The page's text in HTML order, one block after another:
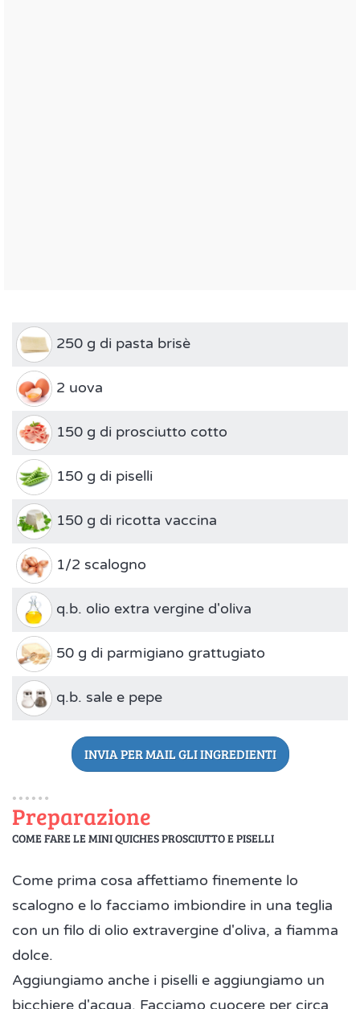
250 g di pasta brisè
2 uova
150 g di prosciutto cotto
150 g di piselli
150 g di ricotta vaccina
1/2 scalogno
q.b. olio extra vergine d'oliva
50 g di parmigiano grattugiato
q.b. sale e pepe
INVIA PER MAIL GLI INGREDIENTI
Preparazione
COME FARE LE MINI QUICHES PROSCIUTTO E PISELLI
Come prima cosa affettiamo finemente lo
scalogno e lo facciamo imbiondire in una teglia
con un filo di olio extravergine d'oliva, a fiamma
dolce.
Aggiungiamo anche i piselli e aggiungiamo un
bicchiere d'acqua. Facciamo cuocere per circa